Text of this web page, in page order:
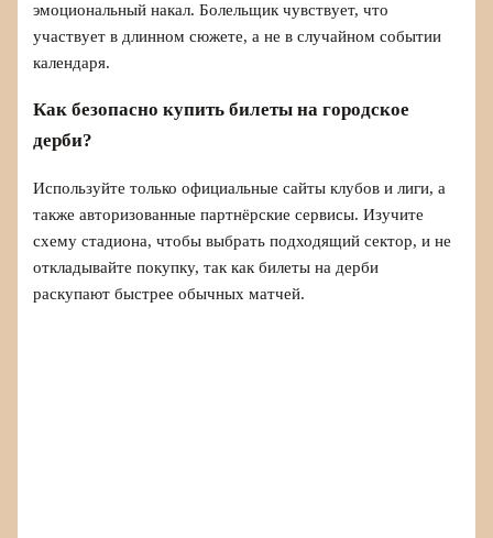
эмоциональный накал. Болельщик чувствует, что
участвует в длинном сюжете, а не в случайном событии
календаря.
Как безопасно купить билеты на городское
дерби?
Используйте только официальные сайты клубов и лиги, а
также авторизованные партнёрские сервисы. Изучите
схему стадиона, чтобы выбрать подходящий сектор, и не
откладывайте покупку, так как билеты на дерби
раскупают быстрее обычных матчей.